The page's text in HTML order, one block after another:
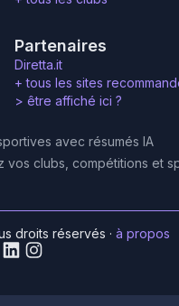
Partenaires
Diretta.it
+ tous les sites
> être affiché ici ?
avec résumés IA
vos clubs, compétitions et
droits réservés · à propos